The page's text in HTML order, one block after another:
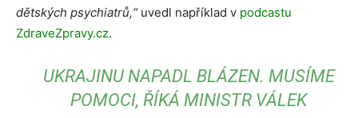
dětských psychiatrů,“uvedl například v podcastu
ZdraveZpravy.cz.
UKRAJINU NAPADL BLÁZEN. MUSÍME
POMOCI, ŘÍKÁ MINISTR VÁLEK